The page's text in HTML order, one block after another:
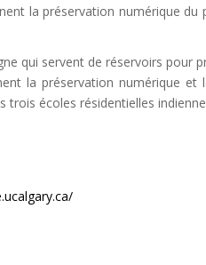
la préservation numérique
qui servent de réservoirs pour
la préservation numérique et
trois écoles résidentielles